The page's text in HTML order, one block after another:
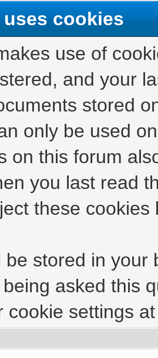
cookies
use of
and your
stored
only be used
on this forum
you last read
these cookies
be stored in
asked this
cookie settings